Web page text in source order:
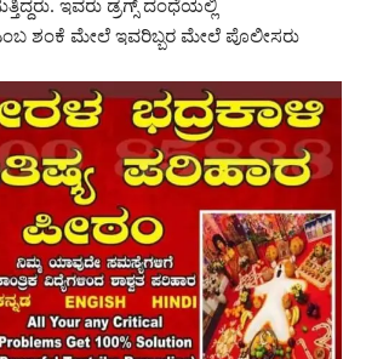
ಇವರು ಡ್ರಗ್ಸ್ ದಂಧೆಯಲ್ಲಿ
ಶಂಕೆ ಮೇಲೆ ಇವರಿಬ್ಬರ ಮೇಲೆ ಪೊಲೀಸರು